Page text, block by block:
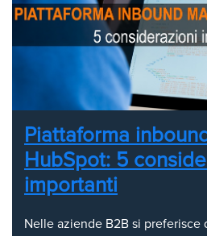
Piattaforma
HubSpot: 5
importanti
Nelle aziende B2B si preferisce